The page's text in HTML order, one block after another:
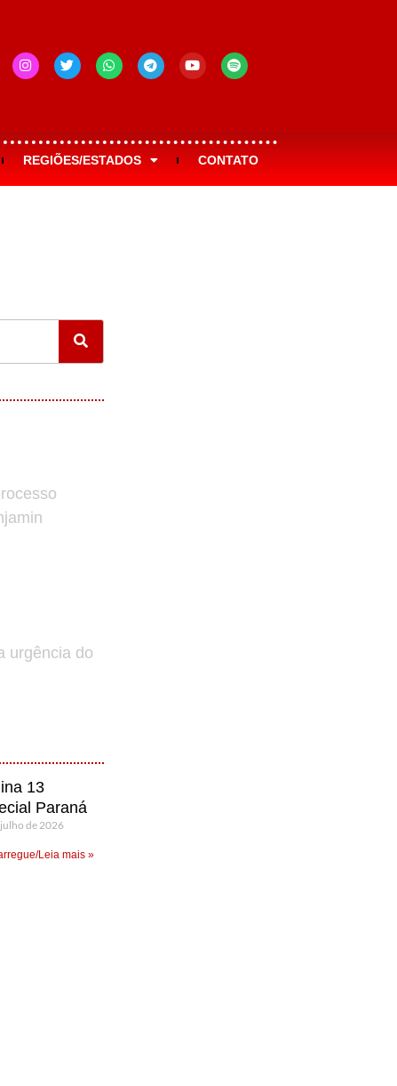
REGIÕES/ESTADOS CONTATO
urgência do
13
Paraná
de 2026
Leia mais »